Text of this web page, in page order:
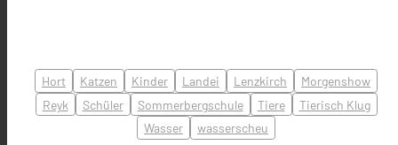
Hort Katzen Kinder Landei Lenzkirch
Morgenshow
Reyk
Schüler Sommerbergschule Tiere
Tierisch Klug
Wasser
wasserscheu